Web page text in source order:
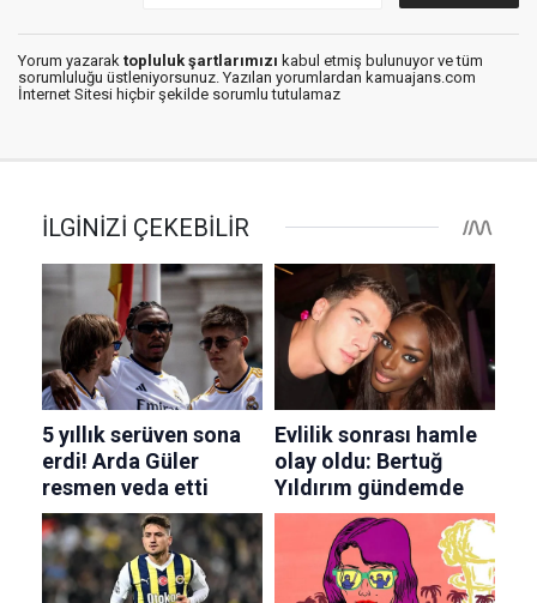
Yorum yazarak topluluk şartlarımızı kabul etmiş bulunuyor ve tüm
sorumluluğu üstleniyorsunuz. Yazılan yorumlardan kamuajans.com
İnternet Sitesi hiçbir şekilde sorumlu tutulamaz